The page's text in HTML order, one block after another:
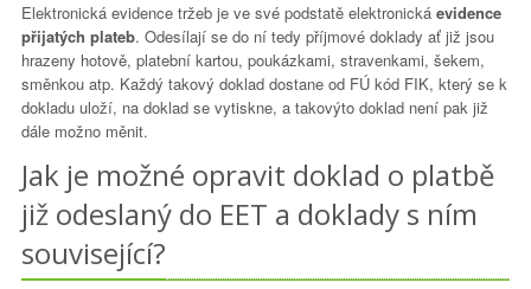
Elektronická evidence tržeb je ve své podstatě elektronická evidence
přijatých plateb. Odesílají se do ní tedy příjmové doklady ať již jsou
hrazeny hotově, platební kartou, poukázkami, stravenkami, šekem,
směnkou atp. Každý takový doklad dostane od FÚ kód FIK, který se k
dokladu uloží, na doklad se vytiskne, a takovýto doklad není pak již
dále možno měnit.
Jak je možné opravit doklad o platbě
již odeslaný do EET a doklady s ním
související?